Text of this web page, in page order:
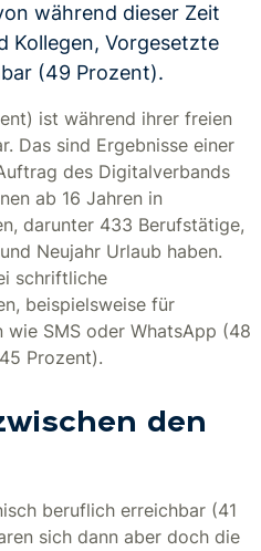
während dieser Zeit
Kollegen, Vorgesetzte
(49 Prozent).
ist während ihrer freien
Das sind Ergebnisse einer
des Digitalverbands
ab 16 Jahren in
darunter 433 Berufstätige,
Neujahr Urlaub haben.
schriftliche
beispielsweise für
SMS oder WhatsApp (48
Prozent).
den
beruflich erreichbar (41
sich dann aber doch die